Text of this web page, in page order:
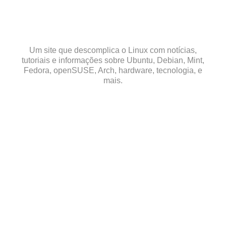
Um site que descomplica o Linux com notícias,
tutoriais e informações sobre Ubuntu, Debian, Mint,
Fedora, openSUSE, Arch, hardware, tecnologia, e
mais.